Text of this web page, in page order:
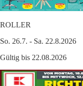
ROLLER
So. 26.7. - Sa. 22.8.2026
Gültig bis 22.08.2026